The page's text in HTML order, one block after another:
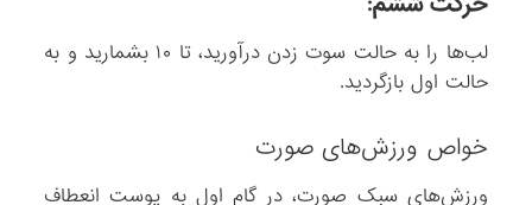
لب‌ها را به حالت سوت زدن درآورید، تا ۱۰ بشمارید و به
حالت اول بازگردید.
خواص ورزش‌های صورت
ورزش‌های سبک صورت، در گام اول به پوست انعطاف